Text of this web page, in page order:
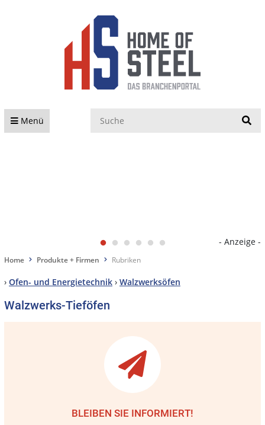
Menü
- Anzeige -
Home Produkte + Firmen Rubriken
› Ofen- und Energietechnik › Walzwerksöfen
Walzwerks-Tieföfen
BLEIBEN SIE INFORMIERT!